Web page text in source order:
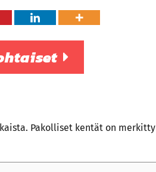
Pakolliset kentät on merkitty